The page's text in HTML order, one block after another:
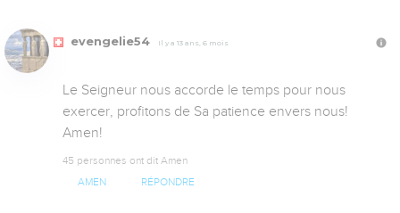
evengelie54 Il y a 13 ans, 6 mois
Le Seigneur nous accorde le temps pour nous
exercer, profitons de Sa patience envers nous!
Amen!
45 personnes ont dit Amen
AMEN RÉPONDRE